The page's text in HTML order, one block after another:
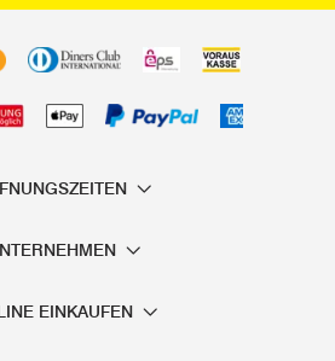
ein- und auszudrehen, stehen
Verfügung, die vor allem im
informieren. Daher gehen wir
EINKAUFEN